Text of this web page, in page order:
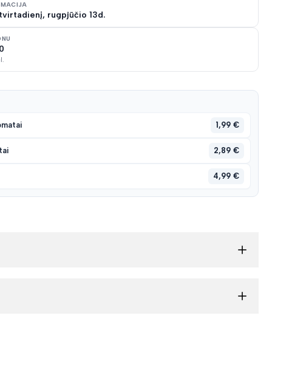
sąrašą
rugpjūčio 13d.
1,99 €
2,89 €
4,99 €